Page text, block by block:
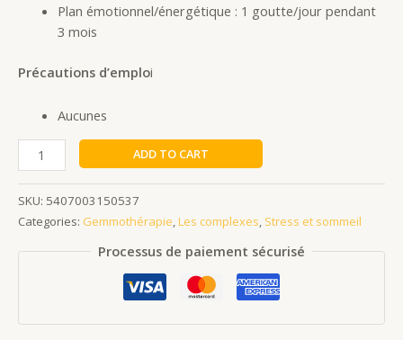
Plan émotionnel/énergétique : 1 goutte/jour pendant
3 mois
Précautions d’emploi
Aucunes
ADD TO CART
SKU: 5407003150537
Categories: Gemmothérapie,Les complexes, Stress et sommeil
Processus de paiement sécurisé